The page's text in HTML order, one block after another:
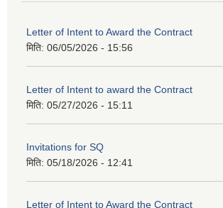
Letter of Intent to Award the Contract
मिति: 06/05/2026 - 15:56
Letter of Intent to award the Contract
मिति: 05/27/2026 - 15:11
Invitations for SQ
मिति: 05/18/2026 - 12:41
Letter of Intent to Award the Contract